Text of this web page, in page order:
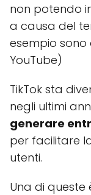
non potendo
a causa del
esempio
YouTube)
TikTok sta
negli ultimi
generare
per facilitare
utenti.
Una di